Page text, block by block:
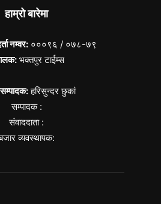
हाम्रो बारेमा
नम्वर: ०००९६ / ०७८-७९
भक्तपुर टाईम्स
हरिसुन्दर छुकां
सम्पादक :
संवाददाता :
व्यवस्थापक: